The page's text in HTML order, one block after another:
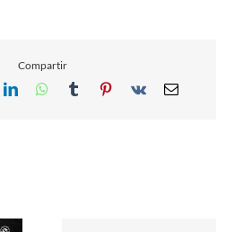
Compartir
LinkedInWhatsApp
TumblrPinterest
Vk Email